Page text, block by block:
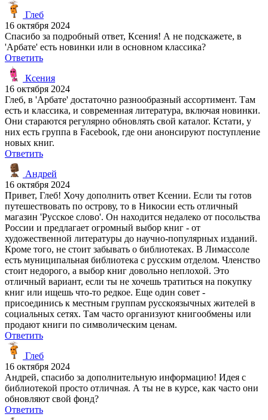
Глеб
16 октября 2024
Спасибо за подробный ответ, Ксения! А не подскажете, в
'Арбате' есть новинки или в основном классика?
Ответить
Ксения
16 октября 2024
Глеб, в 'Арбате' достаточно разнообразный ассортимент. Там
есть и классика, и современная литература, включая новинки.
Они стараются регулярно обновлять свой каталог. Кстати, у
них есть группа в Facebook, где они анонсируют поступление
новых книг.
Ответить
Андрей
16 октября 2024
Привет, Глеб! Хочу дополнить ответ Ксении. Если ты готов
путешествовать по острову, то в Никосии есть отличный
магазин 'Русское слово'. Он находится недалеко от посольства
России и предлагает огромный выбор книг - от
художественной литературы до научно-популярных изданий.
Кроме того, не стоит забывать о библиотеках. В Лимассоле
есть муниципальная библиотека с русским отделом. Членство
стоит недорого, а выбор книг довольно неплохой. Это
отличный вариант, если ты не хочешь тратиться на покупку
книг или ищешь что-то редкое. Еще один совет -
присоединись к местным группам русскоязычных жителей в
социальных сетях. Там часто организуют книгообмены или
продают книги по символическим ценам.
Ответить
Глеб
16 октября 2024
Андрей, спасибо за дополнительную информацию! Идея с
библиотекой просто отличная. А ты не в курсе, как часто они
обновляют свой фонд?
Ответить